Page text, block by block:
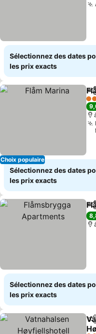
Sélectionnez des dates
les prix exacts
Choix populaire
3
Sélectionnez des dates
les prix exacts
Sélectionnez des dates
les prix exacts